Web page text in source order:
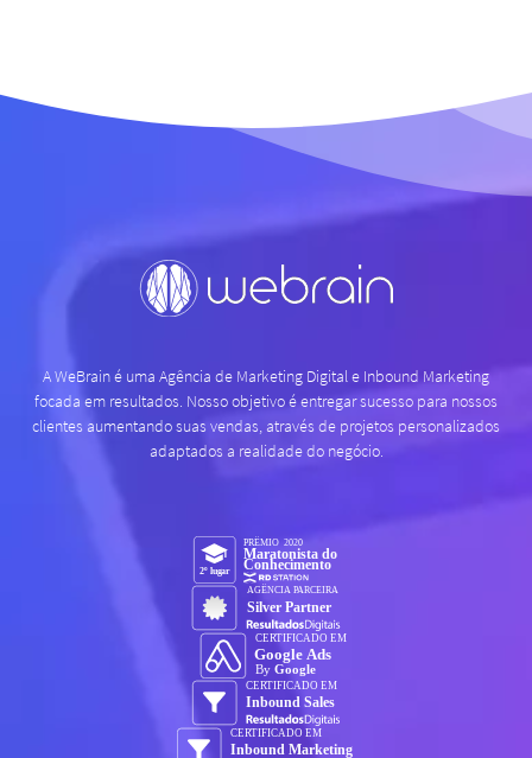
A WeBrain é uma Agência de Marketing Digital e Inbound Marketing
focada em resultados. Nosso objetivo é entregar sucesso para nossos
clientes aumentando suas vendas, através de projetos personalizados
adaptados a realidade do negócio.